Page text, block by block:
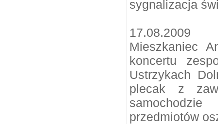
sygnalizacja
17.08.2009
Mieszkaniec
koncertu
Ustrzykach
plecak z
przedmiotów